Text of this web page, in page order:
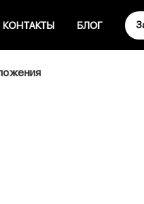
КОНТАКТЫ БЛОГ